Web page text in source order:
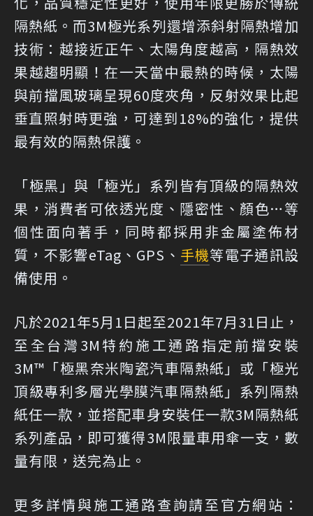
隔熱紙。而3M極光系列還增添斜射隔熱增加
技術：越接近正午、太陽角度越高，隔熱效
果越趨明顯！在一天當中最熱的時候，太陽
與前擋風玻璃呈現60度夾角，反射效果比起
垂直照射時更強，可達到18%的強化，提供
最有效的隔熱保護。
「極黑」與「極光」系列皆有頂級的隔熱效
果，消費者可依透光度、隱密性、顏色…等
個性面向著手，同時都採用非金屬塗佈材
質，不影響eTag、GPS、 手機等電子通訊設
備使用。
凡於2021年5月1日起至2021年7月31日止，
至全台灣3M特約施工通路指定前擋安裝
3M™「極黑奈米陶瓷汽車隔熱紙」或「極光
頂級專利多層光學膜汽車隔熱紙」系列隔熱
紙任一款，並搭配車身安裝任一款3M隔熱紙
系列產品，即可獲得3M限量車用傘一支，數
量有限，送完為止。
更多詳情與施工通路查詢請至官方網站：